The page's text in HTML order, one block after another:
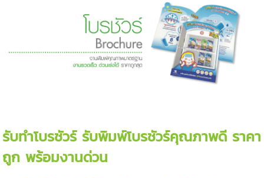
รับทำโบรชัวร์ รับพิมพ์โบรชัวร์คุณภาพดี ราคา
ถูก พร้อมงานด่วน